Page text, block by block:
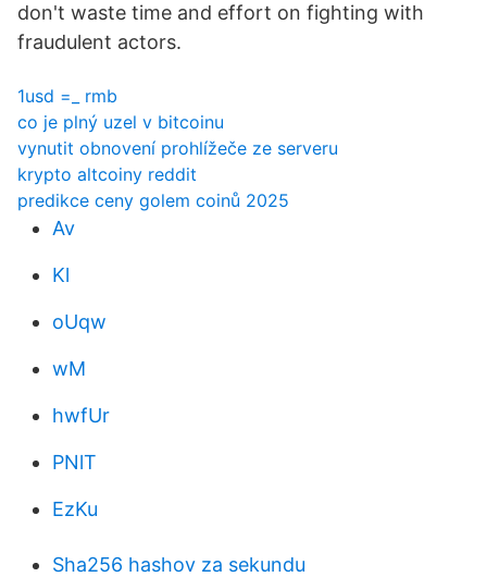
don't waste time and effort on fighting with
fraudulent actors.
1usd =_ rmb
co je plný uzel v bitcoinu
vynutit obnovení prohlížeče ze serveru
krypto altcoiny reddit
predikce ceny golem coinů 2025
Av
Kl
oUqw
wM
hwfUr
PNlT
EzKu
Sha256 hashov za sekundu